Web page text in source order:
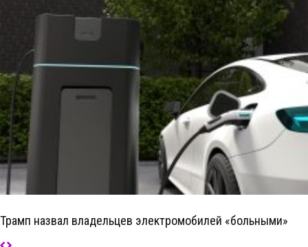
Трамп назвал владельцев электромобилей «больными»